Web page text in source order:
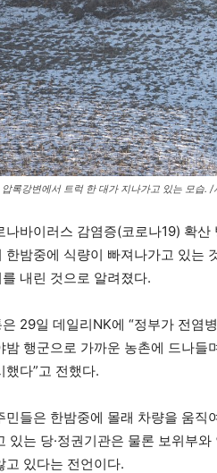
록강변에서 트럭 한 대가 지나가고 있는 모습.
나바이러스 감염증(코로나19) 확
한밤중에 식량이 빠져나가고 있는
내린 것으로 알려졌다.
29일 데일리NK에 “정부가 전염
밤 행군으로 가까운 농촌에 드나
했다”고 전했다.
민들은 한밤중에 몰래 차량을 움
있는 당·정권기관은 물론 보위부
고 있다는 전언이다.